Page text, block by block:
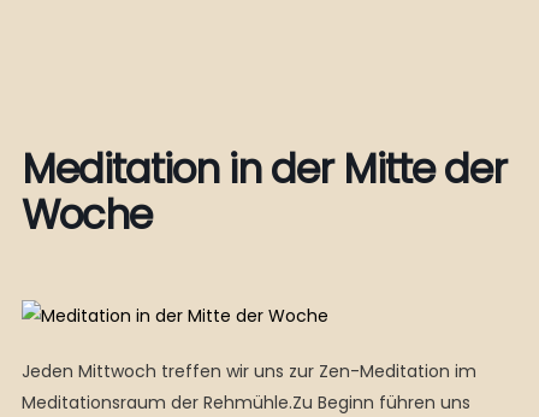
Meditation in der Mitte der
Woche
Jeden Mittwoch treffen wir uns zur Zen-Meditation im
Meditationsraum der Rehmühle.Zu Beginn führen uns